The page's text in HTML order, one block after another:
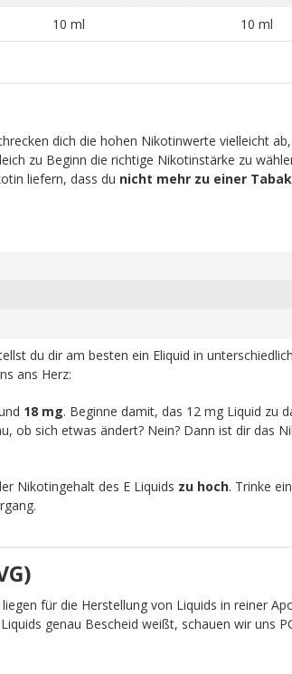
10 ml 10 ml
dich die hohen Nikotinwerte vielleicht
zu Beginn die richtige Nikotinstärke zu
liefern, dass du nicht mehr zu einer
du dir am besten ein Eliquid in
ans Herz:
18 mg. Beginne damit, das 12 mg Liquid zu
ob sich etwas ändert? Nein? Dann ist dir das
Nikotingehalt des E Liquids zu hoch. Trinke
für die Herstellung von Liquids in reiner
genau Bescheid weißt, schauen wir uns